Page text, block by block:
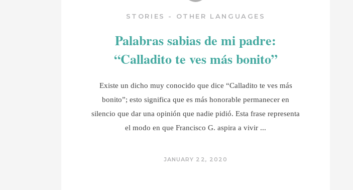
STORIES - OTHER LANGUAGES
Palabras sabias de mi padre:
“Calladito te ves más bonito”
Existe un dicho muy conocido que dice “Calladito te ves más
bonito”; esto significa que es más honorable permanecer en
silencio que dar una opinión que nadie pidió. Esta frase representa
el modo en que Francisco G. aspira a vivir
JANUARY 22, 2020